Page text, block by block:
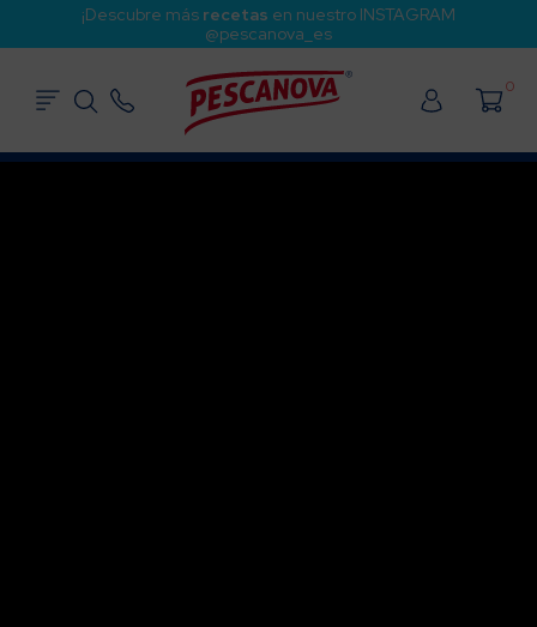
¡Descubre más recetas en nuestro INSTAGRAM
@pescanova_es
0